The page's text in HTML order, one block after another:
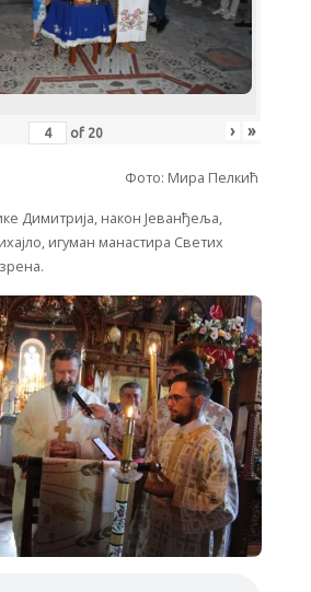
of 20 › »
Фото: Мира Пелкић
Димитрија, након Јеванђеља,
игуман манастира Светих